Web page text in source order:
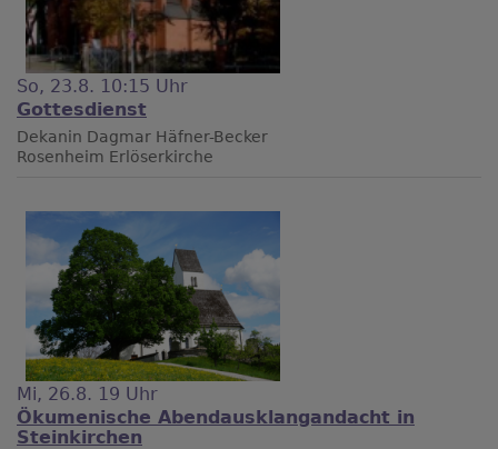
So, 23.8. 10:15 Uhr
Gottesdienst
Dekanin Dagmar Häfner-Becker
Rosenheim Erlöserkirche
Mi, 26.8. 19 Uhr
Ökumenische Abendausklangandacht in
Steinkirchen